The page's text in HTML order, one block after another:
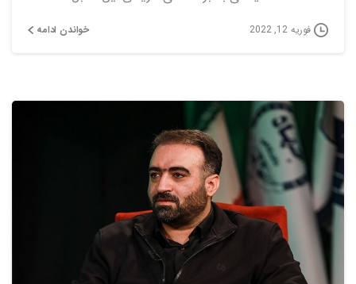
فوریه 12, 2022 خواندن ادامه